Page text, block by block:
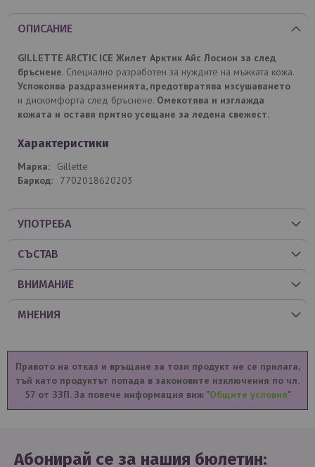
ОПИСАНИЕ
GILLETTE ARCTIC ICE Жилет Арктик Айс Лосион за след
бръснене. Специално разработен за нуждите на мъжката кожа.
Успокоява раздразненията, предотвратява изсушаването
и дискомфорта след бръснене. Омекотява и изглажда
кожата и оставя притно усещане за ледена свежест.
Характеристики
Gillette
7702018620203
УПОТРЕБА
СЪСТАВ
ВНИМАНИЕ
МНЕНИЯ
Правото на отказ и връщане за този продукт не се прилага,
тъй като продуктът попада в законовите изключения по чл.
57 от ЗЗП. За повече информация виж "Общите условия"
Абонирай се за нашия бюлетин: